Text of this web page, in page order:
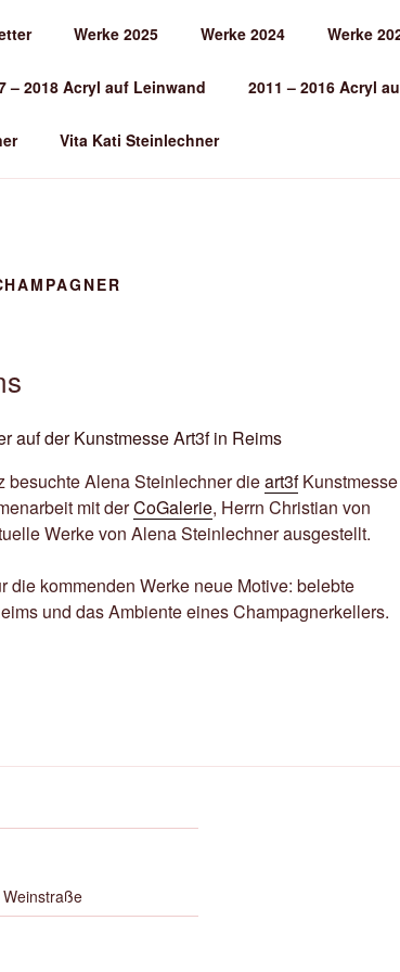
Werke 2025 Werke 2024 Werke
– 2018 Acryl auf Leinwand 2011 – 2016 Acryl
Vita Kati Steinlechner
besuchte Alena Steinlechner dieart3fKunstmesse
mit derCoGalerie, Herrn Christian von
Werke von Alena Steinlechner ausgestellt.
die kommenden Werke neue Motive: belebte
und das Ambiente eines Champagnerkellers.